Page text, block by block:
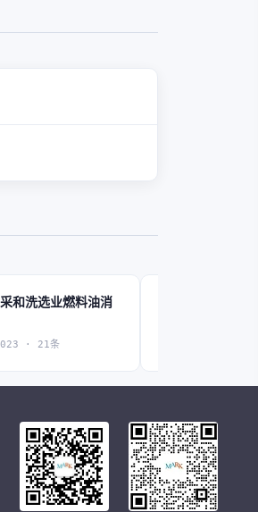
和洗选业燃料油消
· 21条